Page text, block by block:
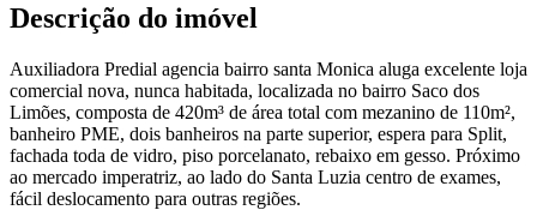
Descrição do imóvel
Auxiliadora Predial agencia bairro santa Monica aluga excelente loja
comercial nova, nunca habitada, localizada no bairro Saco dos
Limões, composta de 420m³ de área total com mezanino de 110m²,
banheiro PME, dois banheiros na parte superior, espera para Split,
fachada toda de vidro, piso porcelanato, rebaixo em gesso. Próximo
ao mercado imperatriz, ao lado do Santa Luzia centro de exames,
fácil deslocamento para outras regiões.